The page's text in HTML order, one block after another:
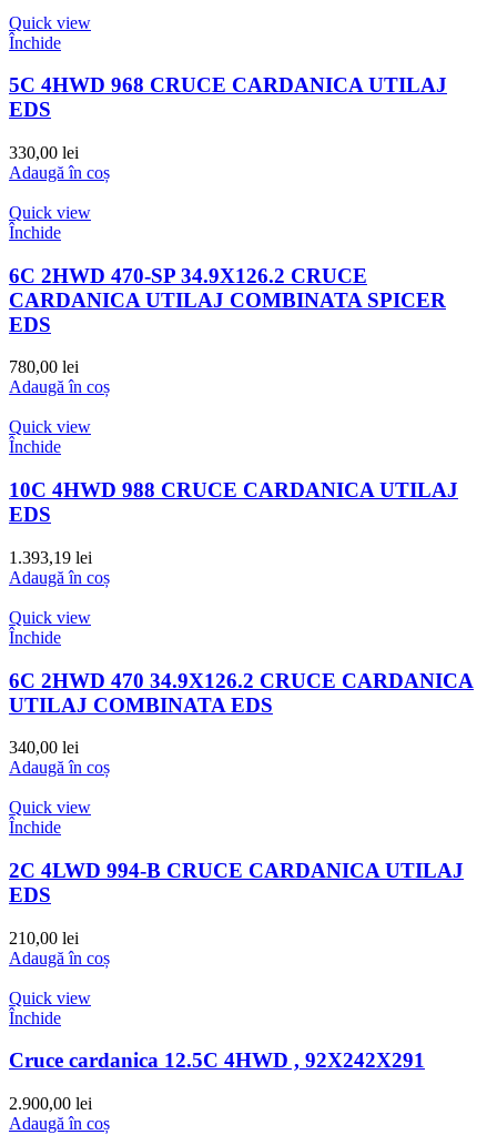
Quick view
Închide
5C 4HWD 968 CRUCE CARDANICA UTILAJ
EDS
330,00 lei
Adaugă în coș
Quick view
Închide
6C 2HWD 470-SP 34.9X126.2 CRUCE
CARDANICA UTILAJ COMBINATA SPICER
EDS
780,00 lei
Adaugă în coș
Quick view
Închide
10C 4HWD 988 CRUCE CARDANICA UTILAJ
EDS
1.393,19 lei
Adaugă în coș
Quick view
Închide
6C 2HWD 470 34.9X126.2 CRUCE CARDANICA
UTILAJ COMBINATA EDS
340,00 lei
Adaugă în coș
Quick view
Închide
2C 4LWD 994-B CRUCE CARDANICA UTILAJ
EDS
210,00 lei
Adaugă în coș
Quick view
Închide
Cruce cardanica 12.5C 4HWD , 92X242X291
2.900,00 lei
Adaugă în coș